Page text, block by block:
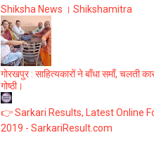
Shiksha News । Shikshamitra
गोरखपुर : साहित्यकारों ने बाँधा समाँ, चलती
गोष्ठी।
👉 Sarkari Results, Latest Online
2019 - SarkariResult.com